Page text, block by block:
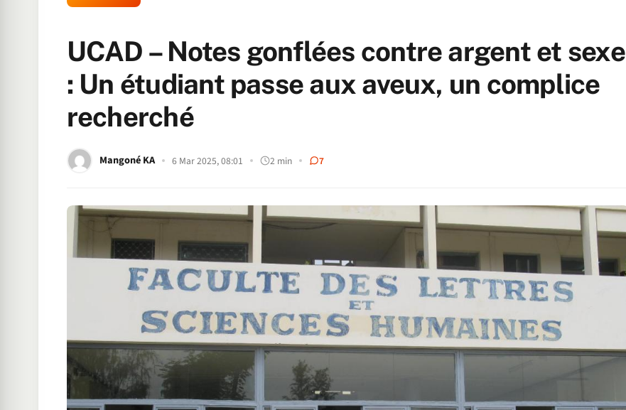
UCAD – Notes gonflées contre argent et sexe
: Un étudiant passe aux aveux, un complice
recherché
Mangoné KA 6 Mar 2025, 08:01 2 min 7